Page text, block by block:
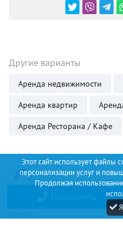
Этот сайт использует файлы
персонализации услуг и
Продолжая
Я
Другие варианты
Аренда недвижимости
Аренда квартир
Аренда Ресторана / Кафе
Позвонить
Discount